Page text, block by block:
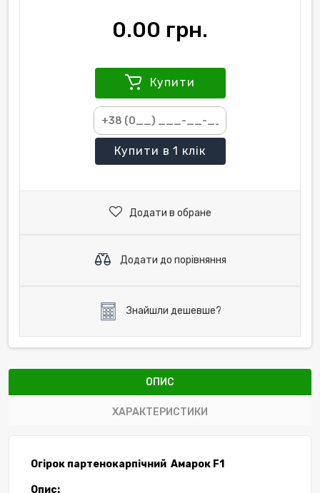
0.00 грн.
Купити
Купити в 1 клік
Додати в обране
Додати до порівняння
Знайшли дешевше?
ОПИС
ХАРАКТЕРИСТИКИ
Огірок партенокарпічний Амарок F1
Опис: